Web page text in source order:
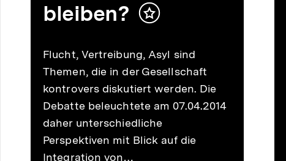
bleiben?
Inhalt
Flucht, Vertreibung, Asyl sind
Themen, die in der Gesellschaft
kontrovers diskutiert werden. Die
Debatte beleuchtete am 07.04.2014
daher unterschiedliche
Perspektiven mit Blick auf die
Integration von…